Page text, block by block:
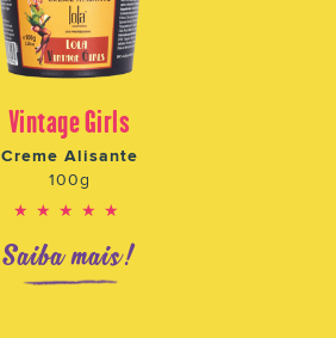
Vintage Girls
Creme Alisante
100g
★★★★★
Saiba mais!